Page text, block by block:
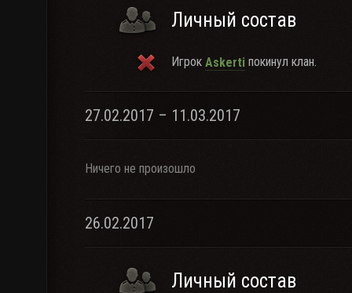
Личный состав
Игрок Askerti покинул клан.
27.02.2017 – 11.03.2017
Ничего не произошло
26.02.2017
Личный состав